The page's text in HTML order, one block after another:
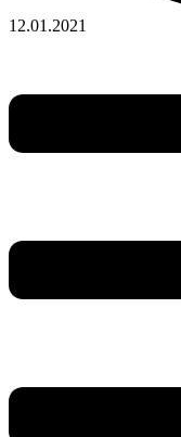
12.01.2021